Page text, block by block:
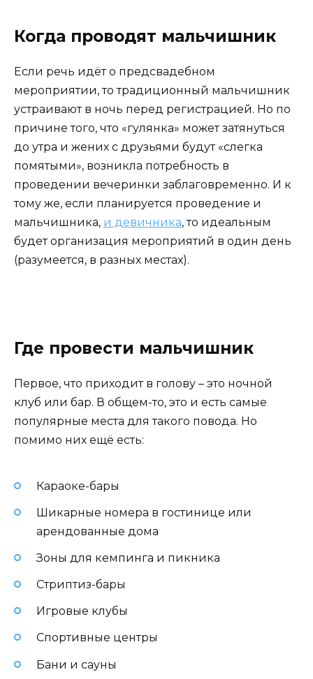
Когда проводят мальчишник
Если речь идёт о предсвадебном
мероприятии, то традиционный мальчишник
устраивают в ночь перед регистрацией. Но по
причине того, что «гулянка» может затянуться
до утра и жених с друзьями будут «слегка
помятыми», возникла потребность в
проведении вечеринки заблаговременно. И к
тому же, если планируется проведение и
мальчишника, и девичника, то идеальным
будет организация мероприятий в один день
(разумеется, в разных местах).
Где провести мальчишник
Первое, что приходит в голову – это ночной
клуб или бар. В общем-то, это и есть самые
популярные места для такого повода. Но
помимо них ещё есть:
Караоке-бары
Шикарные номера в гостинице или
арендованные дома
Зоны для кемпинга и пикника
Стриптиз-бары
Игровые клубы
Спортивные центры
Бани и сауны